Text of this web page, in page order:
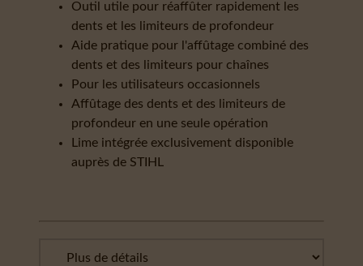
Outil utile pour réaffûter rapidement les
dents et les limiteurs de profondeur
Aide pratique pour l'affûtage combiné des
dents et des limiteurs pour chaînes
Pour les utilisateurs occasionnels
Affûtage des dents et des limiteurs de
profondeur en une seule opération
Lime intégrée exclusivement disponible
auprès de STIHL